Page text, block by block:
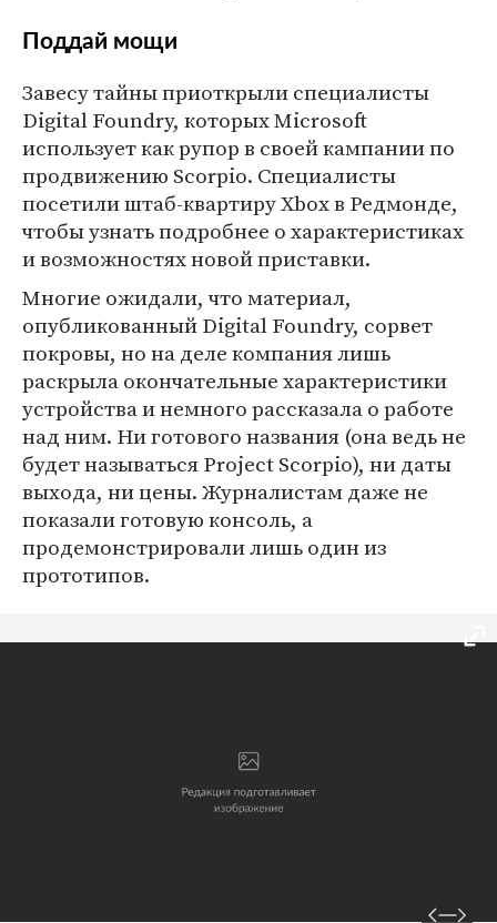
Поддай мощи
Завесу тайны приоткрыли специалисты
Digital Foundry, которых Microsoft
использует как рупор в своей кампании по
продвижению Scorpio. Специалисты
посетили штаб-квартиру Xbox в Редмонде,
чтобы узнать подробнее о характеристиках
и возможностях новой приставки.
Многие ожидали, что материал,
опубликованный Digital Foundry, сорвет
покровы, но на деле компания лишь
раскрыла окончательные характеристики
устройства и немного рассказала о работе
над ним. Ни готового названия (она ведь не
будет называться Project Scorpio), ни даты
выхода, ни цены. Журналистам даже не
показали готовую консоль, а
продемонстрировали лишь один из
прототипов.